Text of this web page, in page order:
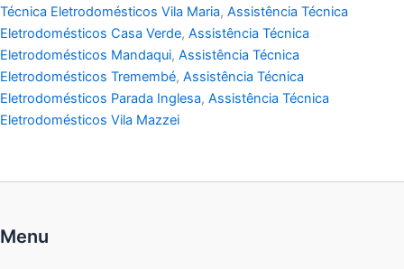
Técnica Eletrodomésticos Vila Maria, Assistência Técnica
Eletrodomésticos Casa Verde, Assistência Técnica
Eletrodomésticos Mandaqui, Assistência Técnica
Eletrodomésticos Tremembé, Assistência Técnica
Eletrodomésticos Parada Inglesa, Assistência Técnica
Eletrodomésticos Vila Mazzei
Menu